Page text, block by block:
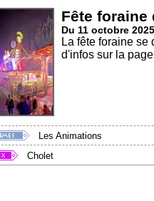
Fête foraine
Du 11 octobre
La fête foraine
d'infos sur la
Les Animations
Cholet